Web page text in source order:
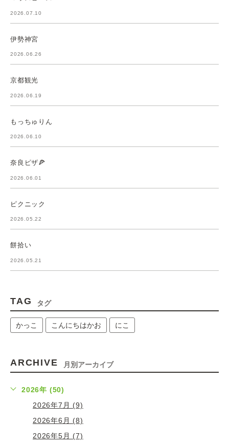
2026.07.10
伊勢神宮
2026.06.26
京都観光
2026.06.19
もっちゅりん
2026.06.10
奈良ピザ🍕
2026.06.01
ピクニック
2026.05.22
餅拾い
2026.05.21
TAG タグ
かっこ こんにちはかお にこ
ARCHIVE 月別アーカイブ
2026年 (50)
2026年7月 (9)
2026年6月 (8)
2026年5月 (7)